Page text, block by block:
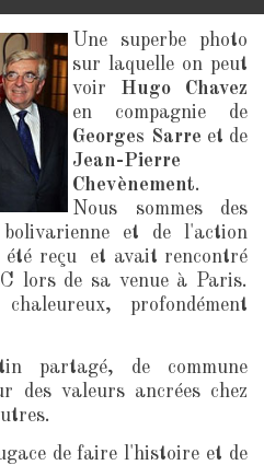
Une superbe photo
sur laquelle on peut
voir Hugo Chavez
en compagnie de
Georges Sarre et de
Jean-Pierre
Chevènement.
Nous sommes des
et de l'action
reçu et avait rencontré
lors de sa venue à Paris.
profondément
partagé, de commune
des valeurs ancrées chez
de faire l'histoire et de